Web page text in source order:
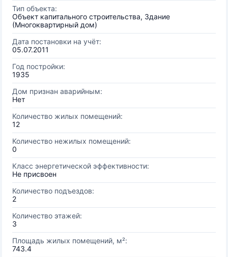
Тип объекта:
Объект капитального строительства, Здание
(Многоквартирный дом)
Дата постановки на учёт:
05.07.2011
Год постройки:
1935
Дом признан аварийным:
Нет
Количество жилых помещений:
12
Количество нежилых помещений:
0
Класс энергетической эффективности:
Не присвоен
Количество подъездов:
2
Количество этажей:
3
Площадь жилых помещений, м²:
743.4